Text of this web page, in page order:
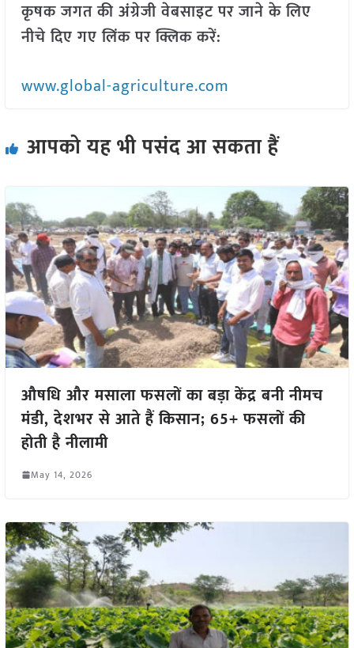
कृषक जगत की अंग्रेजी वेबसाइट पर जाने के लिए
नीचे दिए गए लिंक पर क्लिक करें:
www.global-agriculture.com
आपको यह भी पसंद आ सकता हैं
औषधि और मसाला फसलों का बड़ा केंद्र बनी नीमच
मंडी, देशभर से आते हैं किसान; 65+ फसलों की
होती है नीलामी
May 14, 2026